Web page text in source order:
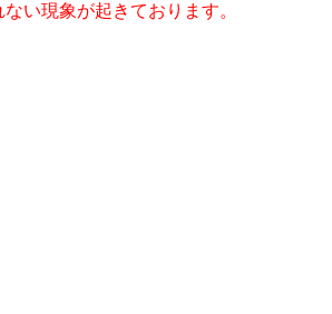
かわらず、月初めに資格確認書を確
い現象が起きております。